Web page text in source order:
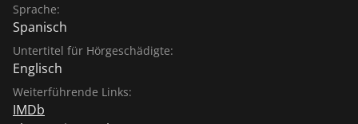
Sprache:
Spanisch
Untertitel für Hörgeschädigte:
Englisch
Weiterführende Links:
IMDb